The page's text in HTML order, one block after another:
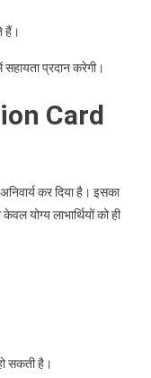
हैं।
प्रदान करेगी।
Card
कर दिया है। इसका
योग्य लाभार्थियों को ही
सकती है।